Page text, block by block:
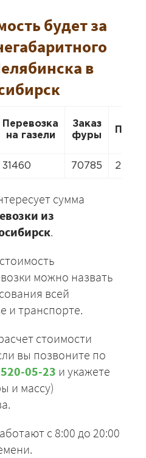
будет за
в
Перевозка
на газели
Заказ
фуры
31460 70785 22022
сумма
из
.
можно назвать
всей
и транспорте.
стоимости
вы позвоните по
05-23 и укажете
и массу)
с 8:00 до 20:00